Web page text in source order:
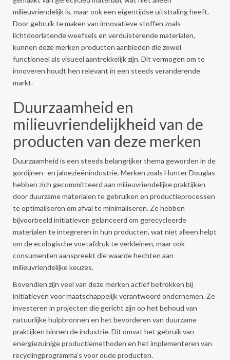
milieuvriendelijk is, maar ook een eigentijdse uitstraling heeft.
Door gebruik te maken van innovatieve stoffen zoals
lichtdoorlatende weefsels en verduisterende materialen,
kunnen deze merken producten aanbieden die zowel
functioneel als visueel aantrekkelijk zijn. Dit vermogen om te
innoveren houdt hen relevant in een steeds veranderende
markt.
Duurzaamheid en
milieuvriendelijkheid van de
producten van deze merken
Duurzaamheid is een steeds belangrijker thema geworden in de
gordijnen- en jaloezieënindustrie. Merken zoals Hunter Douglas
hebben zich gecommitteerd aan milieuvriendelijke praktijken
door duurzame materialen te gebruiken en productieprocessen
te optimaliseren om afval te minimaliseren. Ze hebben
bijvoorbeeld initiatieven gelanceerd om gerecycleerde
materialen te integreren in hun producten, wat niet alleen helpt
om de ecologische voetafdruk te verkleinen, maar ook
consumenten aanspreekt die waarde hechten aan
milieuvriendelijke keuzes.
Bovendien zijn veel van deze merken actief betrokken bij
initiatieven voor maatschappelijk verantwoord ondernemen. Ze
investeren in projecten die gericht zijn op het behoud van
natuurlijke hulpbronnen en het bevorderen van duurzame
praktijken binnen de industrie. Dit omvat het gebruik van
energiezuinige productiemethoden en het implementeren van
recyclingprogramma’s voor oude producten.